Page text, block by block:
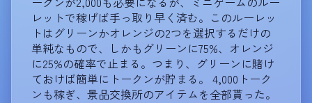
レットで稼げば手っ取り早く済む。このルーレッ
トはグリーンかオレンジの2つを選択するだけの
単純なもので、しかもグリーンに75%、オレンジ
に25%の確率で止まる。つまり、グリーンに賭け
ておけば簡単にトークンが貯まる。 4,000トーク
ンも稼ぎ、景品交換所のアイテムを全部貰った。